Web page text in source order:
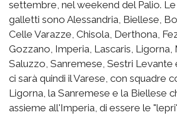
settembre, nel weekend del Palio.
galletti sono Alessandria, Biellese,
Celle Varazze, Chisola, Derthona,
Gozzano, Imperia, Lascaris, Ligorna,
Saluzzo, Sanremese, Sestri Levante
ci sarà quindi il Varese, con squadre
Ligorna, la Sanremese e la Biellese
assieme all'Imperia, di essere le